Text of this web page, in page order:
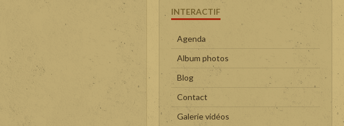
INTERACTIF
Agenda
Album photos
Blog
Contact
Galerie vidéos